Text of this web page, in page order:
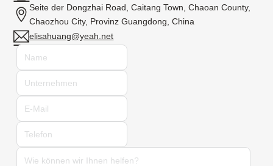
Seite der Dongzhai Road, Caitang Town, Chaoan County,
Chaozhou City, Provinz Guangdong, China
elisahuang@yeah.net